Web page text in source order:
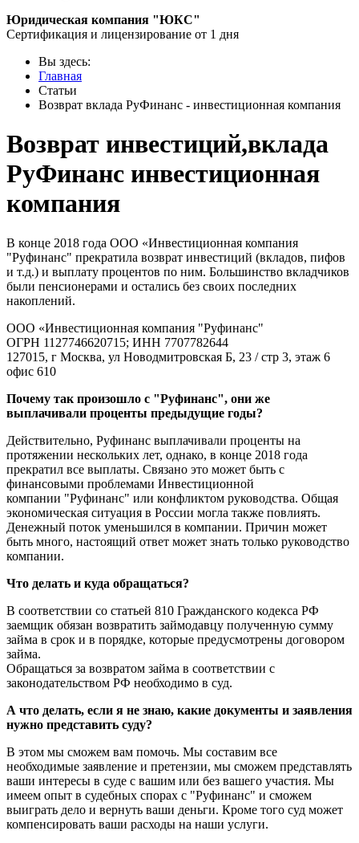
Юридическая компания "ЮКС"
Сертификация и лицензирование от 1 дня
Вы здесь:
Главная
Статьи
Возврат вклада РуФинанс - инвестиционная компания
Возврат инвестиций,вклада
РуФинанс инвестиционная
компания
В конце 2018 года ООО «Инвестиционная компания
"Руфинанс" прекратила возврат инвестиций (вкладов, пифов
и т.д.) и выплату процентов по ним. Большинство вкладчиков
были пенсионерами и остались без своих последних
накоплений.
ООО «Инвестиционная компания "Руфинанс"
ОГРН 1127746620715; ИНН 7707782644
127015, г Москва, ул Новодмитровская Б, 23 / стр 3, этаж 6
офис 610
Почему так произошло с "Руфинанс", они же
выплачивали проценты предыдущие годы?
Действительно, Руфинанс выплачивали проценты на
протяжении нескольких лет, однако, в конце 2018 года
прекратил все выплаты. Связано это может быть с
финансовыми проблемами Инвестиционной
компании "Руфинанс" или конфликтом руководства. Общая
экономическая ситуация в России могла также повлиять.
Денежный поток уменьшился в компании. Причин может
быть много, настоящий ответ может знать только руководство
компании.
Что делать и куда обращаться?
В соответствии со статьей 810 Гражданского кодекса РФ
заемщик обязан возвратить займодавцу полученную сумму
займа в срок и в порядке, которые предусмотрены договором
займа.
Обращаться за возвратом займа в соответствии с
законодательством РФ необходимо в суд.
А что делать, если я не знаю, какие документы и заявления
нужно представить суду?
В этом мы сможем вам помочь. Мы составим все
необходимые заявление и претензии, мы сможем представлять
ваши интересы в суде с вашим или без вашего участия. Мы
имеем опыт в судебных спорах с "Руфинанс" и сможем
выиграть дело и вернуть ваши деньги. Кроме того суд может
компенсировать ваши расходы на наши услуги.